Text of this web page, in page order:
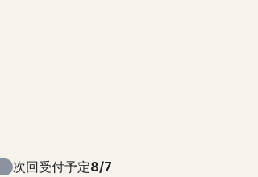
次回受付予定8/7